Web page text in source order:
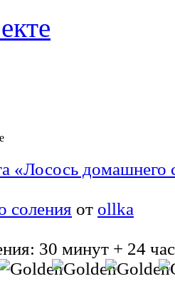
соления от ollka
30 минут + 24